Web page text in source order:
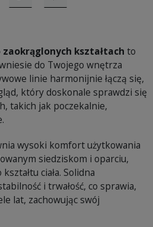
TweetujPinterest
kształtach to
do Twojego wnętrza
linie harmonijnie łączą się,
który doskonale sprawdzi się
takich jak poczekalnie,
wysoki komfort użytkowania
siedziskom i oparciu,
ciała. Solidna
i trwałość, co sprawia,
lat, zachowując swój